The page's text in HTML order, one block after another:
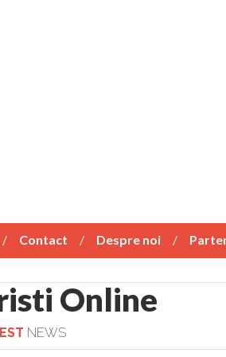
Contact Despre noi
Online
NEWS